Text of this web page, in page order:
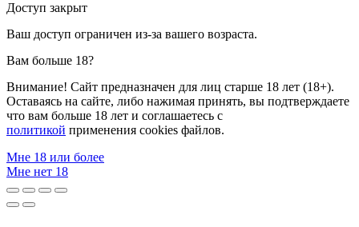
Доступ закрыт
Ваш доступ ограничен из-за вашего возраста.
Вам больше 18?
Внимание! Сайт предназначен для лиц старше 18 лет (18+).
Оставаясь на сайте, либо нажимая принять, вы подтверждаете
что вам больше 18 лет и соглашаетесь с
политикой применения cookies файлов.
Мне 18 или более
Мне нет 18